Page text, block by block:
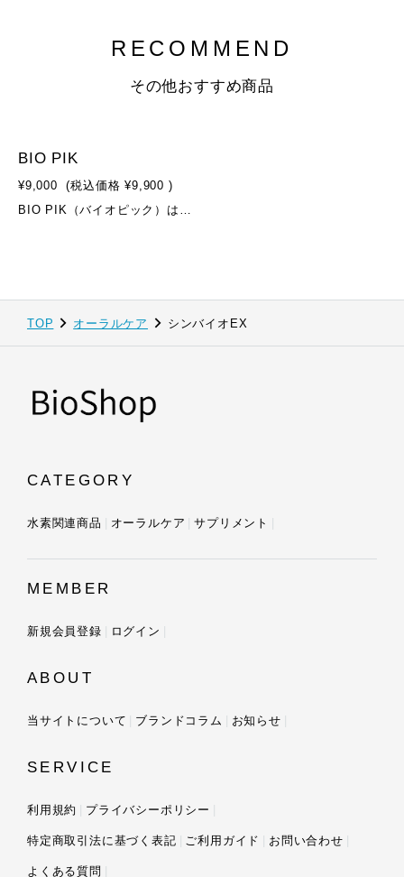
RECOMMEND
その他おすすめ商品
BIO PIK
¥9,000 (税込価格 ¥9,900 )
BIO PIK（バイオピック）は、従来の「落としすぎる」ケアではなく、口腔内環境のバランスを意識したケアを提案するウォーターピックタイプの口腔洗浄器です。水の力を利用したやさしい洗浄で、歯ブラシでは届きにくい部分のケアをサポートします。毎日の歯みがきにプラスして使用することで、新しいオーラルケア習慣を取り入れたい方におすすめのアイテムです。【こんな方に】・歯みがき後の仕上げケアを取り入れたい方・歯間や口腔内をすみずみまでケアしたい方・水圧を調整しながら使える口腔洗浄器をお探しの方・自宅で手軽にオーラルケアを行いたい方【商品の特長】・口腔内のバランスを意識したウォーターピックタイプ・用途に合わせて選べる3つの水圧モード・防水仕様（IPX7）で洗面所でも使いやすい・持ちやすく、日常使いしやすいサイズ感・充電式コードレス設計【水圧モード】Normal：13〜14gfSoft：8〜10gfPulse：6〜12gf※使用感には個人差があります。【商品仕様】本体サイズ：69 × 88 × 231mm本体重量：約321gタンク容量：320ml防水性能：IPX7材質：ABS樹脂電池：リチウムイオン蓄電池 3.7V／1400mAh定格電源：DC5V 1A（USB）消費電力：8.5W待機電流：25μA未満充電時間：約4時間生産国：中国【付属品】・本体 ×1・ノズル（消耗品）・歯間用ノズル ×3本・舌用ノズル ×1本・USBコード ×1・取扱説明書 ×1【使用方法】①タンクに水を入れます②ノズルを本体に装着します③電源を入れ、水圧モードを選択します④歯間や口腔内に水流を当てて使用します※詳細な使用方法は付属の取扱説明書をご確認ください。【ご利用上・使用上の注意】・ご利用上・使用上の注意については、 付属の取扱説明書をよくお読みのうえ、正しくご使用ください。・本商品は医薬品・医療機器ではありません。・口腔内に異常がある場合や、使用中に違和感を感じた場合は、 使用を中止し、専門家にご相談ください。・ノズルは衛生面を考慮し、定期的な交換をおすすめします。
TOP オーラルケア シンバイオEX
CATEGORY
水素関連商品 オーラルケア サプリメント
MEMBER
新規会員登録 ログイン
ABOUT
当サイトについて ブランドコラム お知らせ
SERVICE
利用規約 プライバシーポリシー
特定商取引法に基づく表記 ご利用ガイド お問い合わせ
よくある質問